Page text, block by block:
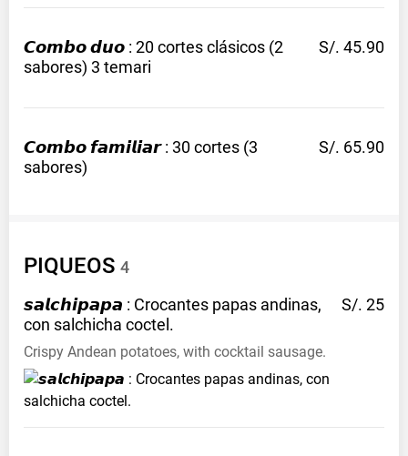
𝘾𝙤𝙢𝙗𝙤 𝙙𝙪𝙤 : 20 cortes clásicos (2
sabores) 3 temari
S/. 45.90
𝘾𝙤𝙢𝙗𝙤 𝙛𝙖𝙢𝙞𝙡𝙞𝙖𝙧 : 30 cortes (3
sabores)
S/. 65.90
PIQUEOS 4
𝙨𝙖𝙡𝙘𝙝𝙞𝙥𝙖𝙥𝙖 : Crocantes papas andinas,
con salchicha coctel.
S/. 25
Crispy Andean potatoes, with cocktail sausage.